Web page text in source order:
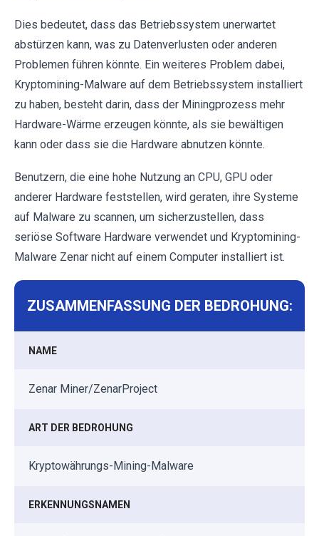
Dies bedeutet, dass das Betriebssystem unerwartet
abstürzen kann, was zu Datenverlusten oder anderen
Problemen führen könnte. Ein weiteres Problem dabei,
Kryptomining-Malware auf dem Betriebssystem installiert
zu haben, besteht darin, dass der Miningprozess mehr
Hardware-Wärme erzeugen könnte, als sie bewältigen
kann oder dass sie die Hardware abnutzen könnte.
Benutzern, die eine hohe Nutzung an CPU, GPU oder
anderer Hardware feststellen, wird geraten, ihre Systeme
auf Malware zu scannen, um sicherzustellen, dass
seriöse Software Hardware verwendet und Kryptomining-
Malware Zenar nicht auf einem Computer installiert ist.
ZUSAMMENFASSUNG DER BEDROHUNG:
NAME
Zenar Miner/ZenarProject
ART DER BEDROHUNG
Kryptowährungs-Mining-Malware
ERKENNUNGSNAMEN